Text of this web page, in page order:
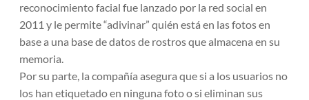
reconocimiento facial fue lanzado por la red social en
2011 y le permite “adivinar” quién está en las fotos en
base a una base de datos de rostros que almacena en su
memoria.
Por su parte, la compañía asegura que si a los usuarios no
los han etiquetado en ninguna foto o si eliminan sus